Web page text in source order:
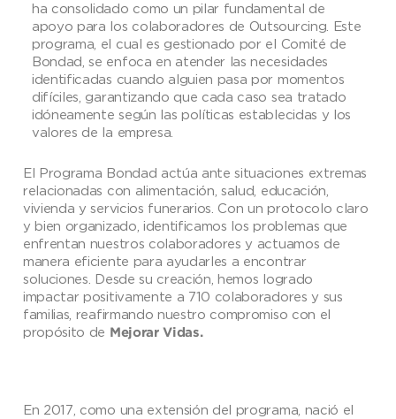
ha consolidado como un pilar fundamental de
apoyo para los colaboradores de Outsourcing. Este
programa, el cual es gestionado por el Comité de
Bondad, se enfoca en atender las necesidades
identificadas cuando alguien pasa por momentos
difíciles, garantizando que cada caso sea tratado
idóneamente según las políticas establecidas y los
valores de la empresa.
El Programa Bondad actúa ante situaciones extremas
relacionadas con alimentación, salud, educación,
vivienda y servicios funerarios. Con un protocolo claro
y bien organizado, identificamos los problemas que
enfrentan nuestros colaboradores y actuamos de
manera eficiente para ayudarles a encontrar
soluciones. Desde su creación, hemos logrado
impactar positivamente a 710 colaboradores y sus
familias, reafirmando nuestro compromiso con el
propósito de
Mejorar Vidas.
En 2017, como una extensión del programa, nació el